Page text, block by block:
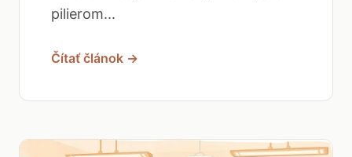
pilierom...
Čítať článok →